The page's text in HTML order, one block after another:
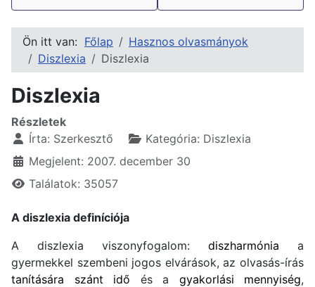
Ön itt van: Főlap
Hasznos olvasmányok
Diszlexia
Diszlexia
Diszlexia
Részletek
Írta: Szerkesztő Kategória: Diszlexia
Megjelent: 2007. december 30
Találatok: 35057
A diszlexia definíciója
A diszlexia viszonyfogalom: diszharmónia a
gyermekkel szembeni jogos elvárások, az olvasás-írás
tanítására szánt idő és a gyakorlási mennyiség,